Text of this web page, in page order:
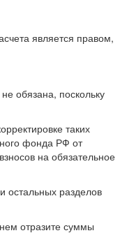
является правом,
обязана, поскольку
таких
фонда РФ от
на обязательное
остальных разделов
отразите суммы